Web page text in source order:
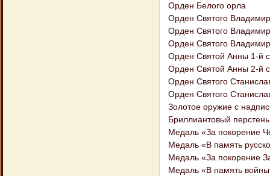
Орден Белого орла
Орден Святого
Орден Святого
Орден Святого
Орден Святой Анны 1-й
Орден Святой Анны 2-й
Орден Святого
Орден Святого
Золотое оружие с
Бриллиантовый перстень
Медаль «За покорение
Медаль «В память
Медаль «За покорение
Медаль «В память